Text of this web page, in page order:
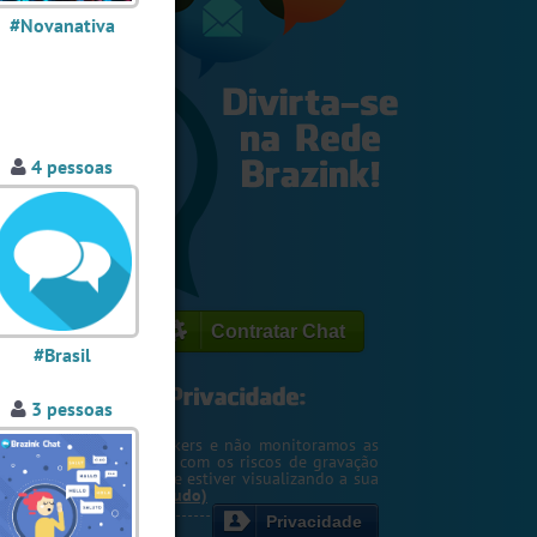
Contratar Chat
o seu IP de hackers e não monitoramos as
Entretanto, cuidado com os riscos de gravação
pela pessoa que estiver visualizando a sua
ou webcam.... (Ler tudo)
Privacidade
#Novanativa
4 pessoas
#Brasil
3 pessoas